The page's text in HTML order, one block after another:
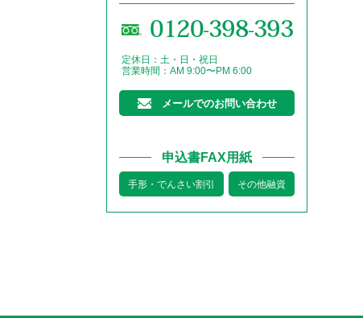
0120-398-393
定休日：土・日・祝日
営業時間：AM 9:00〜PM 6:00
メールでのお問い合わせ
申込書FAX用紙
手形・でんさい割引 その他融資